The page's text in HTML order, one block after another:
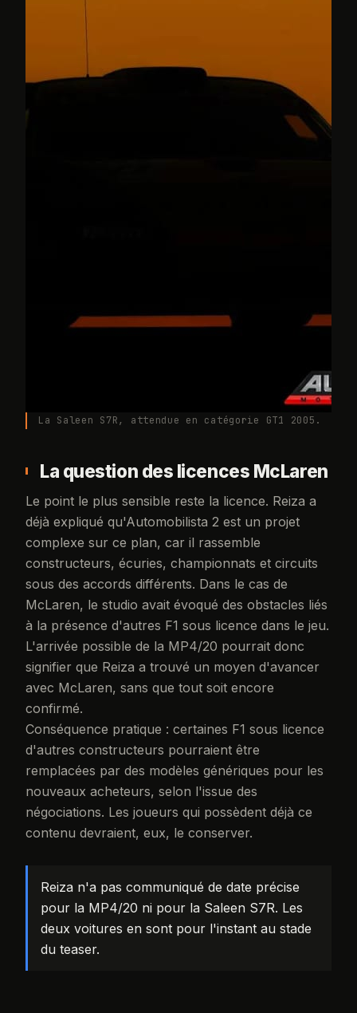
La Saleen S7R, attendue en catégorie GT1 2005.
La question des licences McLaren
Le point le plus sensible reste la licence. Reiza a
déjà expliqué qu'Automobilista 2 est un projet
complexe sur ce plan, car il rassemble
constructeurs, écuries, championnats et circuits
sous des accords différents. Dans le cas de
McLaren, le studio avait évoqué des obstacles liés
à la présence d'autres F1 sous licence dans le jeu.
L'arrivée possible de la MP4/20 pourrait donc
signifier que Reiza a trouvé un moyen d'avancer
avec McLaren, sans que tout soit encore
confirmé.
Conséquence pratique : certaines F1 sous licence
d'autres constructeurs pourraient être
remplacées par des modèles génériques pour les
nouveaux acheteurs, selon l'issue des
négociations. Les joueurs qui possèdent déjà ce
contenu devraient, eux, le conserver.
Reiza n'a pas communiqué de date précise
pour la MP4/20 ni pour la Saleen S7R. Les
deux voitures en sont pour l'instant au stade
du teaser.